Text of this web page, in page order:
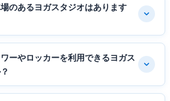
のあるヨガスタジオはあります
ーやロッカーを利用できるヨガス